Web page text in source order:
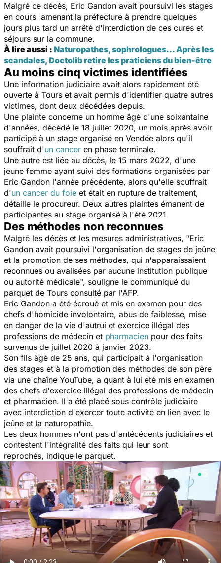
Malgré ce décès, Eric Gandon avait poursuivi les stages
en cours, amenant la préfecture à prendre quelques
jours plus tard un arrêté d'interdiction de ces cures et
séjours sur la commune.
À lire aussi : Naturopathes, sophrologues... Après les
scandales, Doctolib retire les praticiens du bien-être
Au moins cinq victimes identifiées
Une information judiciaire avait alors rapidement été
ouverte à Tours et avait permis d'identifier quatre autres
victimes, dont deux décédées depuis.
Une plainte concerne un homme âgé d'une soixantaine
d'années, décédé le 18 juillet 2020, un mois après avoir
participé à un stage organisé en Vendée alors qu'il
souffrait d'un cancer en phase terminale.
Une autre est liée au décès, le 15 mars 2022, d'une
jeune femme ayant suivi des formations organisées par
Eric Gandon l'année précédente, alors qu'elle souffrait
d'un cancer du foie et était en rupture de traitement,
détaille le procureur. Deux autres plaintes émanent de
participantes au stage organisé à l'été 2021.
Des méthodes non reconnues
Malgré les décès et les mesures administratives, "Eric
Gandon avait poursuivi l'organisation de stages de jeûne
et la promotion de ses méthodes, qui n'apparaissaient
reconnues ou avalisées par aucune institution publique
ou autorité médicale", souligne le communiqué du
parquet de Tours consulté par l'AFP.
Eric Gandon a été écroué et mis en examen pour des
chefs d'homicide involontaire, abus de faiblesse, mise
en danger de la vie d'autrui et exercice illégal des
professions de médecin et pharmacien pour des faits
survenus de juillet 2020 à janvier 2023.
Son fils âgé de 25 ans, qui participait à l'organisation
des stages et à la promotion des méthodes de son père
via une chaîne YouTube, a quant à lui été mis en examen
des chefs d'exercice illégal des professions de médecin
et pharmacien. Il a été placé sous contrôle judiciaire
avec interdiction d'exercer toute activité en lien avec le
jeûne et la naturopathie.
Les deux hommes n'ont pas d'antécédents judiciaires et
contestent l'intégralité des faits qui leur sont
reprochés, indique le parquet.